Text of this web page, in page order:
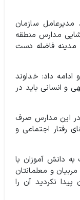
مدیرعامل سازمان
مدارس منطقه
مدینه فاضله دست
داد: خداوند
و انسانی باید در
در این مدارس صرف
رفتار اجتماعی و
دانش آموزان با
مربیان و معلمانتان
پیدا نکردید آن را